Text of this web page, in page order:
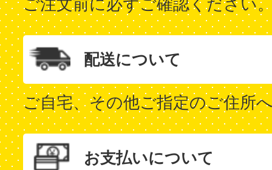
ご注文前に必ずご確認ください
配送について
ご自宅、その他ご指定のご住所
お支払いについて